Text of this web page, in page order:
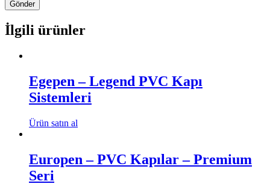
İlgili ürünler
Egepen – Legend PVC Kapı
Sistemleri
Ürün satın al
Europen – PVC Kapılar – Premium
Seri